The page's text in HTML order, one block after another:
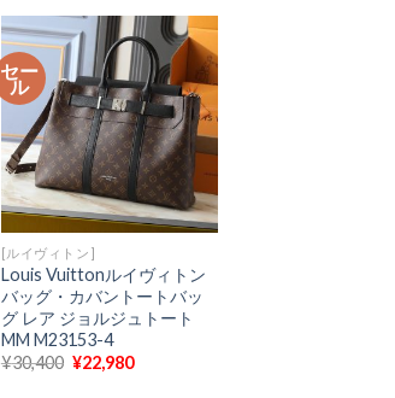
は
¥30,400
で
し
た。
格
は
¥22,980
で
す。
セー
ル
[ルイヴィトン]
Louis Vuittonルイヴィトン
バッグ・カバントートバッ
グ レア ジョルジュトート
MM M23153-4
¥30,400 元
¥22,980現